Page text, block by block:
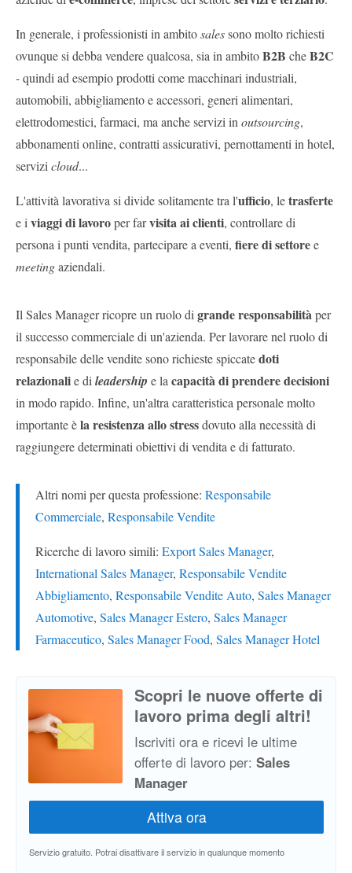
In generale, i professionisti in ambitosalessono molto richiesti
ovunque si debba vendere qualcosa, sia in ambitoB2B cheB2C
- quindi ad esempio prodotti come macchinari industriali,
automobili, abbigliamento e accessori, generi alimentari,
elettrodomestici, farmaci, ma anche servizi in outsourcing,
abbonamenti online, contratti assicurativi, pernottamenti in hotel,
servizi cloud...
L'attività lavorativa si divide solitamente tra l'ufficio, letrasferte
e i viaggi di lavoroper farvisita ai clienti, controllare di
persona i punti vendita, partecipare a eventi, fiere di settoree
meetingaziendali.
Il Sales Manager ricopre un ruolo di grande responsabilitàper
il successo commerciale di un'azienda. Per lavorare nel ruolo di
responsabile delle vendite sono richieste spiccatedoti
relazionalie di leadership e la capacità di prendere decisioni
in modo rapido. Infine, un'altra caratteristica personale molto
importante èla resistenza allo stressdovuto alla necessità di
raggiungere determinati obiettivi di vendita e di fatturato.
Altri nomi per questa professione: Responsabile
Commerciale, Responsabile Vendite
Ricerche di lavoro simili: Export Sales Manager,
International Sales Manager, Responsabile Vendite
Abbigliamento, Responsabile Vendite Auto, Sales Manager
Automotive, Sales Manager Estero, Sales Manager
Farmaceutico, Sales Manager Food, Sales Manager Hotel
Scopri le nuove offerte di
lavoro prima degli altri!
Iscriviti ora e ricevi le ultime
offerte di lavoro per: Sales
Manager
Servizio gratuito. Potrai disattivare il servizio in qualunque momento